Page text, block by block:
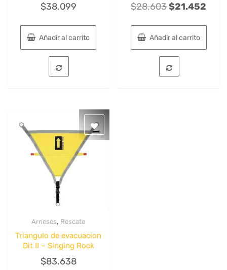
$38.099
Añadir al carrito
$28.603El
original
era:
$28.603.
$21.452
es:
Añadir al carrito
Arneses, Rescate
Triangulo de evacuacion
Dit II – Singing Rock
$83.638